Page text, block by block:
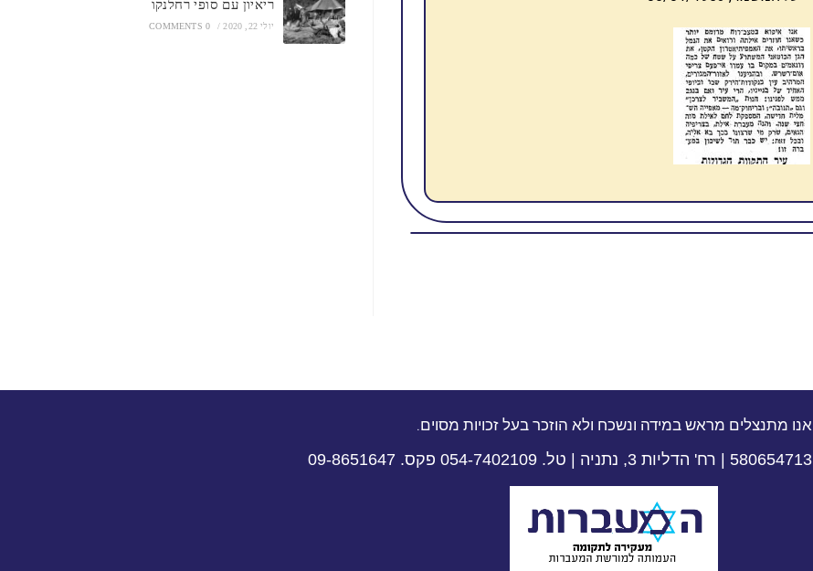
ריאיון עם סופי רחלנקו
יולי 22, 2020 /
0 COMMENTS
אנו מתנצלים מראש במידה ונשכח ולא הוזכר בעל זכויות מסוים.